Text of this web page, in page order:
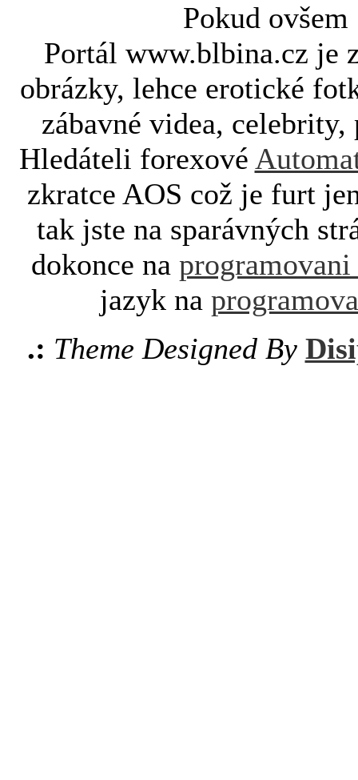
Pokud
Portál www.blbina.cz je
obrázky, lehce erotické
zábavné videa,
Hledáteli forexové
zkratce AOS což je furt
tak jste na sparávných
dokonce na programovani
jazyk na
.: Theme Designed By